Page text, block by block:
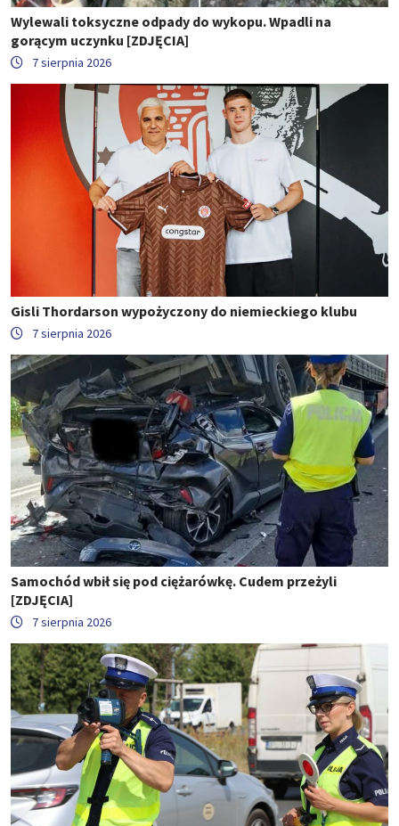
Wylewali toksyczne odpady do wykopu. Wpadli na
gorącym uczynku [ZDJĘCIA]
7 sierpnia 2026
Gisli Thordarson wypożyczony do niemieckiego klubu
7 sierpnia 2026
Samochód wbił się pod ciężarówkę. Cudem przeżyli
[ZDJĘCIA]
7 sierpnia 2026